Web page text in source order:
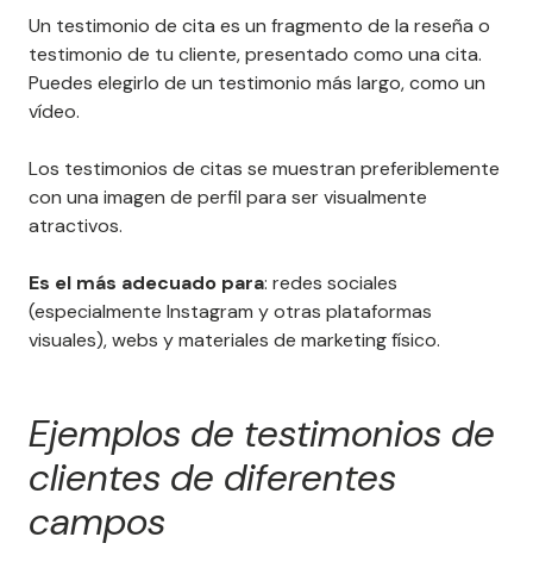
Un testimonio de cita es un fragmento de la reseña o
testimonio de tu cliente, presentado como una cita.
Puedes elegirlo de un testimonio más largo, como un
vídeo.
Los testimonios de citas se muestran preferiblemente
con una imagen de perfil para ser visualmente
atractivos.
Es el más adecuado para: redes sociales
(especialmente Instagram y otras plataformas
visuales), webs y materiales de marketing físico.
Ejemplos de testimonios de
clientes de diferentes
campos